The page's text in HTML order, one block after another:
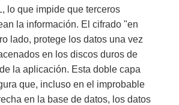
lo que impide que terceros
la información. El cifrado "en
lado, protege los datos una vez
en los discos duros de
la aplicación. Esta doble capa
que, incluso en el improbable
en la base de datos, los datos